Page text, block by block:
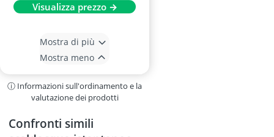
Visualizza prezzo →
Mostra di più
Mostra meno
ⓘ Informazioni sull'ordinamento e la
valutazione dei prodotti
Confronti simili